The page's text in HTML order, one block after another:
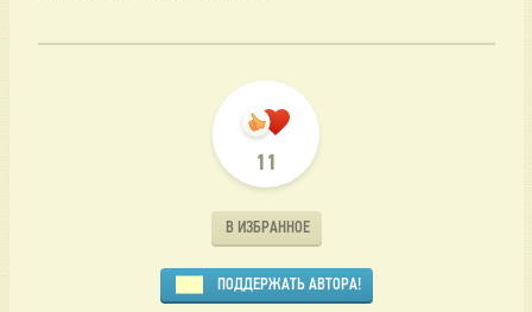
11
В ИЗБРАННОЕ
ПОДДЕРЖАТЬ АВТОРА!